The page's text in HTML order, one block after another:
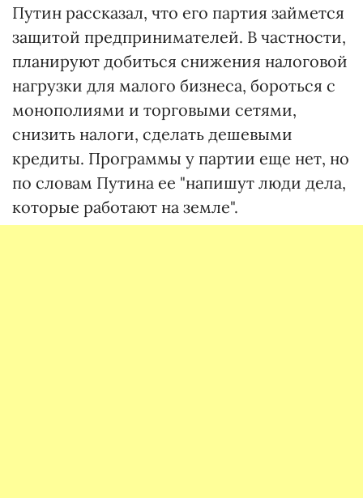
Путин рассказал, что его партия займется
защитой предпринимателей. В частности,
планируют добиться снижения налоговой
нагрузки для малого бизнеса, бороться с
монополиями и торговыми сетями,
снизить налоги, сделать дешевыми
кредиты. Программы у партии еще нет, но
по словам Путина ее "напишут люди дела,
которые работают на земле".